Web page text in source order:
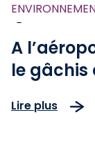
-
A
le gâchis
Lire plus